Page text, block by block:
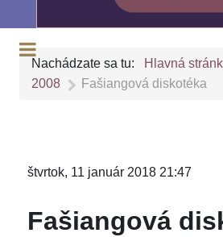
Nachádzate sa tu: Hlavná
2008
Fašiangová diskotéka
štvrtok, 11 január 2018 21:47
Fašiangová